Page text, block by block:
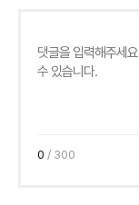
0 / 300